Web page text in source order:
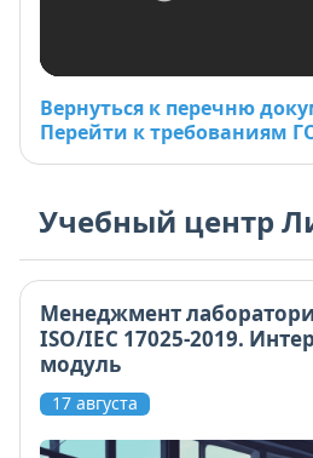
Вернуться к перечню
Перейти к требованиям
Учебный центр
Менеджмент
ISO/IEC 17025-2019.
модуль
17 августа